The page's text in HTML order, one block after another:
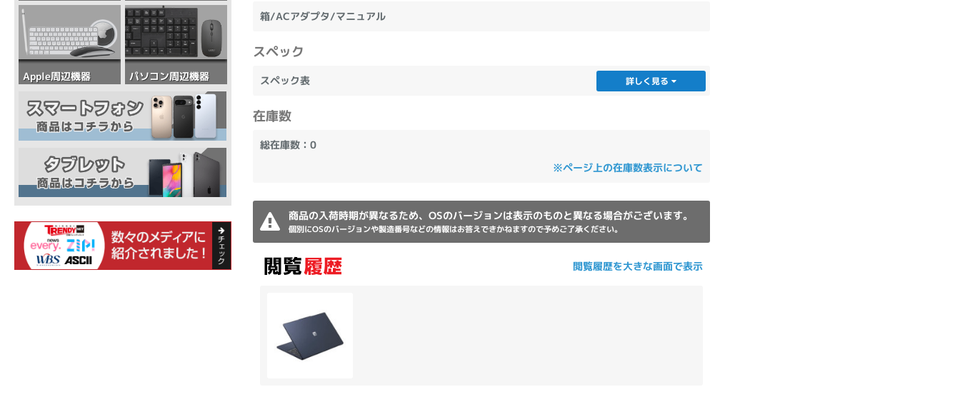
箱/ACアダプタ/マニュアル
スペック
スペック表 詳しく見る
在庫数
総在庫数：0
※ページ上の在庫数表示について
商品の入荷時期が異なるため、OSのバージョンは表示のものと異なる場合がございます。
個別にOSのバージョンや製造番号などの情報はお答えできかねますので予めご了承ください。
閲覧履歴を大きな画面で表示
Apple周辺機器 パソコン周辺機器